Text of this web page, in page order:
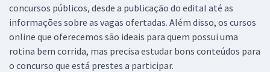
concursos públicos, desde a publicação do edital até as
informações sobre as vagas ofertadas. Além disso, os cursos
online que oferecemos são ideais para quem possui uma
rotina bem corrida, mas precisa estudar bons conteúdos para
o concurso que está prestes a participar.